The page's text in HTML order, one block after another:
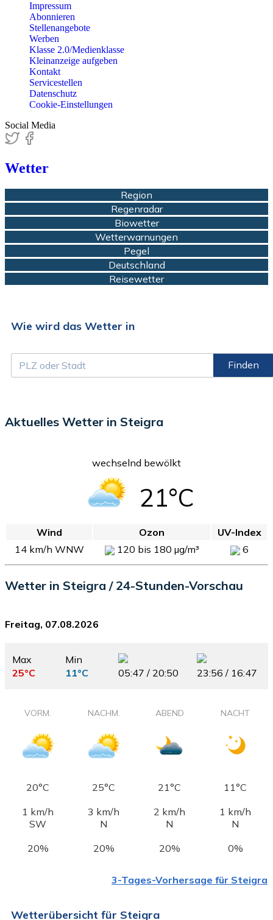
Impressum
Abonnieren
Stellenangebote
Werben
Klasse 2.0/Medienklasse
Kleinanzeige aufgeben
Kontakt
Servicestellen
Datenschutz
Cookie-Einstellungen
Social Media
Wetter
Region
Regenradar
Biowetter
Wetterwarnungen
Pegel
Deutschland
Reisewetter
Wie wird das Wetter in
Finden
Aktuelles Wetter in Steigra
wechselnd bewölkt
21°C
Wind Ozon
UV-Index
14 km/h WNW
120 bis 180 µg/m³ 6
Wetter in Steigra / 24-Stunden-Vorschau
Freitag, 07.08.2026
Max
25°C
Min
11°C
05:47 / 20:50 23:56 / 16:47
VORM. NACHM. ABEND NACHT
20°C 25°C 21°C
11°C
1 km/h
SW
3 km/h
N
2 km/h
N
1 km/h
N
20%
20% 20% 0%
3-Tages-Vorhersage für Steigra
Wetterübersicht für Steigra